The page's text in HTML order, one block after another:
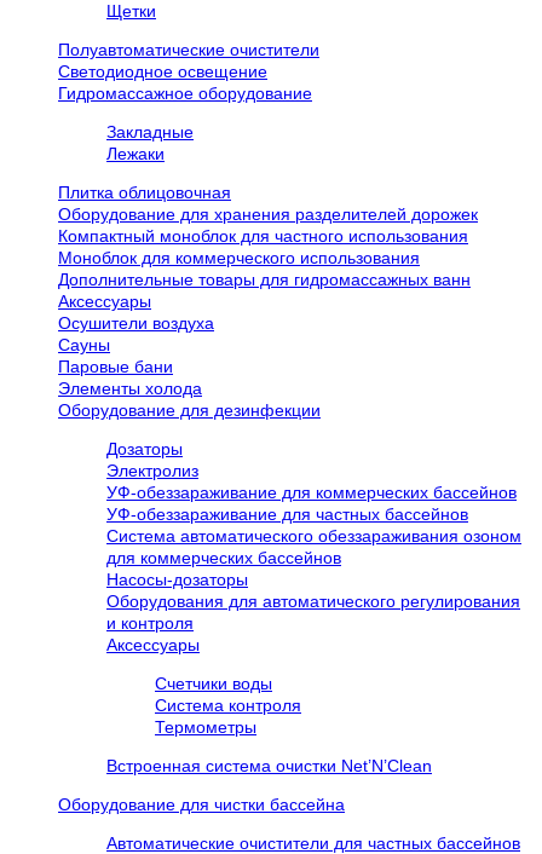
Щетки
Полуавтоматические очистители
Светодиодное освещение
Гидромассажное оборудование
Закладные
Лежаки
Плитка облицовочная
Оборудование для хранения разделителей дорожек
Компактный моноблок для частного использования
Моноблок для коммерческого использования
Дополнительные товары для гидромассажных ванн
Аксессуары
Осушители воздуха
Сауны
Паровые бани
Элементы холода
Оборудование для дезинфекции
Дозаторы
Электролиз
УФ-обеззараживание для коммерческих бассейнов
УФ-обеззараживание для частных бассейнов
Система автоматического обеззараживания озоном
для коммерческих бассейнов
Насосы-дозаторы
Оборудования для автоматического регулирования
и контроля
Аксессуары
Счетчики воды
Система контроля
Термометры
Встроенная система очистки Net’N’Clean
Оборудование для чистки бассейна
Автоматические очистители для частных бассейнов